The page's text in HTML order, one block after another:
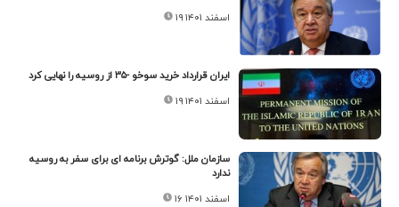
۱۹ اسفند ۱۴۰۱
ایران قرارداد خرید سوخو -۳۵ از روسیه را نهایی کرد
۱۹ اسفند ۱۴۰۱
سازمان ملل: گوترش برنامه ای برای سفر به روسیه
ندارد
۱۶ اسفند ۱۴۰۱